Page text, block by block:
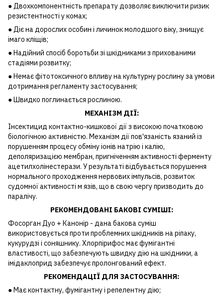
● Двохкомпонентність препарату дозволяє виключити ризик
резистентності у комах;
● Діє на дорослих особин і личинок молодшого віку, знищує
імаго кліщів;
● Надійний спосіб боротьби зі шкідниками з прихованими
стадіями розвитку;
● Немає фітотоксичного впливу на культурну рослину за умови
дотримання регламенту застосування;
● Швидко поглинається рослиною.
МЕХАНІЗМ ДІЇ:
Інсектицид контактно-кишкової дії з високою початковою
біологічною активністю. Механізм дії пов'язаність язаний із
порушенням процесу обміну іонів натрію і калію,
деполяризацією мембран, пригніченням активності ферменту
ацетилхолінестерази. У результаті відбувається порушення
нормального проходження нервових імпульсів, розвиток
судомної активності м язів, що в свою чергу призводить до
паралічу.
РЕКОМЕНДОВАНІ БАКОВІ СУМІШІ:
Фосорган Дуо + Канонір - дана бакова суміш
використовується проти проблемних шкідників на ріпаку,
кукурудзі і соняшнику. Хлорпірифос має фумігантні
властивості, що забезпечують швидку дію на шкідники, а
імідаклоприд забезпечує пролонгований ефект.
РЕКОМЕНДАЦІЇ ДЛЯ ЗАСТОСУВАННЯ:
● Має контактну, фумігантну і репелентну дію;